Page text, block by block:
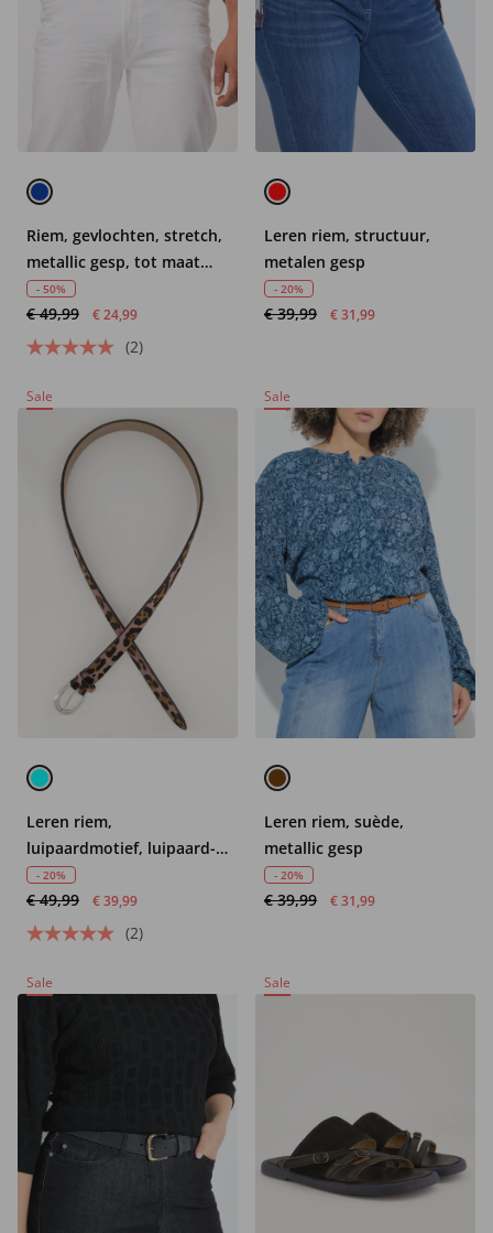
Riem, gevlochten, stretch,
metallic gesp, tot maat
170
- 50%
€ 49,99 € 24,99
(2)
Leren riem, structuur,
metalen gesp
- 20%
€ 39,99 € 31,99
Sale
Leren riem,
luipaardmotief, luipaard-
gesp
- 20%
€ 49,99 € 39,99
(2)
Sale
Leren riem, suède,
metallic gesp
- 20%
€ 39,99 € 31,99
Sale Sale